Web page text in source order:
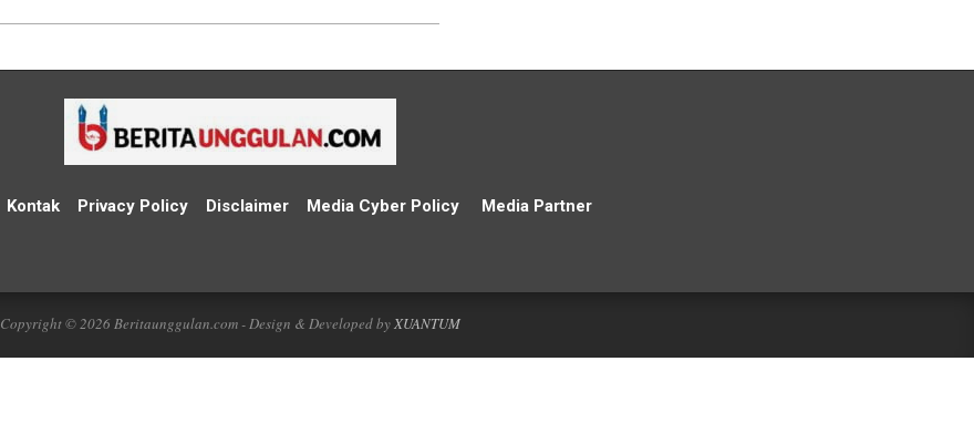
Kontak Privacy Policy Disclaimer Media Cyber Policy Media Partner
Copyright © 2026 Beritaunggulan.com - Design & Developed byXUANTUM